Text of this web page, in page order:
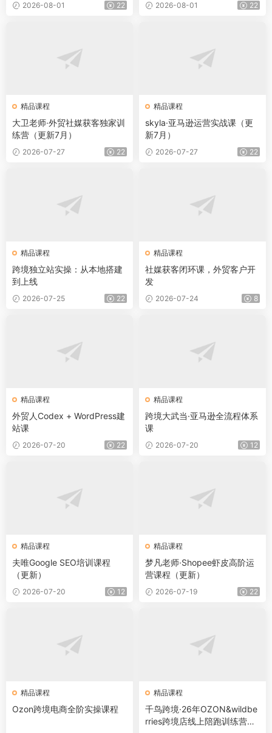
2026-08-01 22 2026-08-01 22
精品课程
大卫老师·外贸社媒获客独家训
练营（更新7月）
2026-07-27 22
精品课程
skyla·亚马逊运营实战课（更
新7月）
2026-07-27 22
精品课程
跨境独立站实操：从本地搭建
到上线
2026-07-25 22
精品课程
社媒获客闭环课，外贸客户开
发
2026-07-24 8
精品课程
外贸人Codex + WordPress建
站课
2026-07-20 22
精品课程
跨境大武当·亚马逊全流程体系
课
2026-07-20 12
精品课程
夫唯Google SEO培训课程
（更新）
2026-07-20 12
精品课程
梦凡老师·Shopee虾皮高阶运
营课程（更新）
2026-07-19 22
精品课程
Ozon跨境电商全阶实操课程
精品课程
千鸟跨境·26年OZON&wildbe
rries跨境店线上陪跑训练营